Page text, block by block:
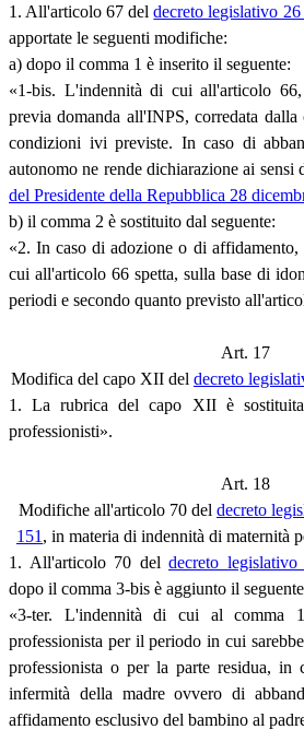
1. All'articolo 67 deldecreto legislativo
apportate le seguenti modifiche:
a) dopo il comma 1 è inserito il seguente:
«1-bis. L'indennità di cui all'articolo
previa domanda all'INPS, corredata
condizioni ivi previste. In caso di
autonomo ne rende dichiarazione ai sensi
del Presidente della Repubblica 28
b) il comma 2 è sostituito dal seguente:
«2. In caso di adozione o di
cui all'articolo 66 spetta, sulla base di
periodi e secondo quanto previsto
Art. 17
Modifica del capo XII del decreto
1. La rubrica del capo XII è sostituita
professionisti».
Art. 18
Modifiche all'articolo 70 del decreto
151 , in materia di indennità di maternità
1. All'articolo 70 del decreto
dopo il comma 3-bis è aggiunto il
«3-ter. L'indennità di cui al comma
professionista per il periodo in cui
professionista o per la parte residua,
infermità della madre ovvero di
affidamento esclusivo del bambino al